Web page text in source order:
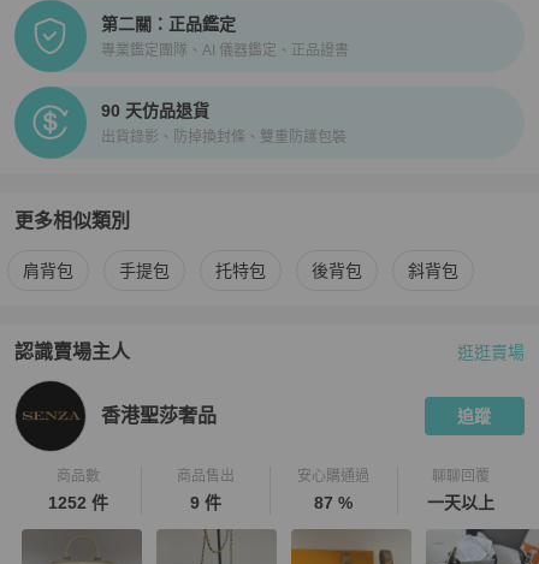
第二關：正品鑑定
專業鑑定團隊、AI 儀器鑑定、正品證書
90 天仿品退貨
出貨錄影、防掉換封條、雙重防護包裝
更多相似類別
更多Louis Vuitton女包 相似商品推薦
肩背包 手提包 托特包 後背包 斜背包
認識賣場主人
PopChill 拍拍圈嚴選賣家
逛逛賣場
香港聖莎奢品 追蹤
商品數
1252 件
商品售出
9 件
安心購通過
87 %
聊聊回覆
一天以上